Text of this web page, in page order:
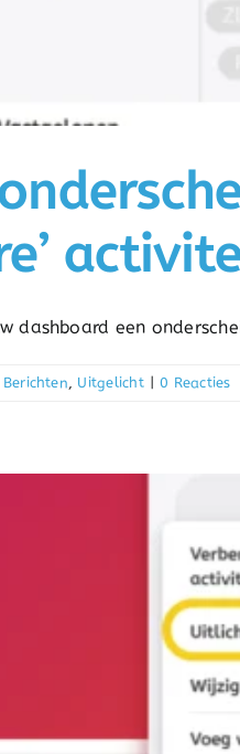
dashboard een
Berichten, Uitgelicht | 0 Reacties